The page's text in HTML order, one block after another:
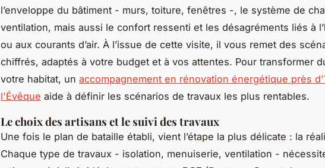
l’enveloppe du bâtiment - murs, toiture, fenêtres -, le système de
ventilation, mais aussi le confort ressenti et les désagréments liés à
ou aux courants d’air. À l’issue de cette visite, il vous remet des
chiffrés, adaptés à votre budget et à vos attentes. Pour transformer
votre habitat, un accompagnement en rénovation énergétique près
l'Évêque aide à définir les scénarios de travaux les plus rentables.
Le choix des artisans et le suivi des travaux
Une fois le plan de bataille établi, vient l’étape la plus délicate : la
Chaque type de travaux - isolation, menuiserie, ventilation -